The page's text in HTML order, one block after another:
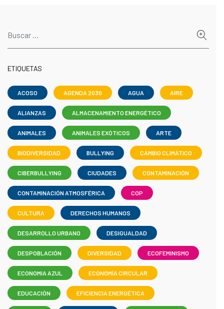
ETIQUETAS
ACOSO AGENDA 2030 AGUA AIRE
ALIANZAS ALMACENAMIENTO ENERGÉTICO
ANIMALES ANIMALES EXÓTICOS ARTE
BIODIVERSIDAD BULLYING CAMBIO CLIMÁTICO
CIBERBULLYING CIUDADES CONTAMINACIÓN
CONTAMINACIÓN ATMOSFÉRICA COP
CULTURA DERECHOS HUMANOS
DESARROLLO URBANO DESIGUALDAD
DESPOBLACIÓN DIVERSIDAD ECOFEMINISMO
ECONOMIA AZUL ECONOMÍA CIRCULAR
EDUCACIÓN EFICIENCIA ENERGÉTICA